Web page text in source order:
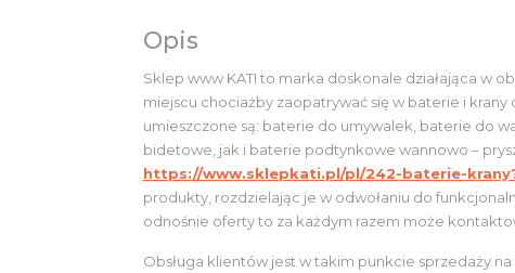
Opis
Sklep www KATI to marka doskonale działająca w
miejscu chociażby zaopatrywać się w baterie i
umieszczone są: baterie do umywalek, baterie do
bidetowe, jak i baterie podtynkowe wannowo –
https://www.sklepkati.pl/pl/242-baterie-
produkty, rozdzielając je w odwołaniu do
odnośnie oferty to za każdym razem może
Obsługa klientów jest w takim punkcie sprzedaży